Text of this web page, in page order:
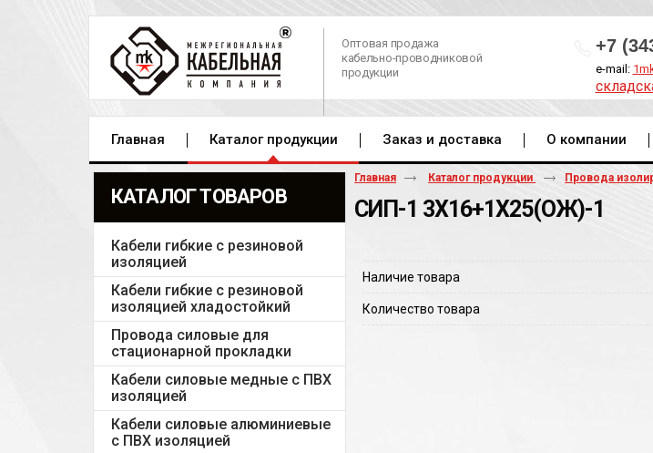
Оптовая продажа
кабельно-проводниковой
продукции
+7
e-mail:
Главная Каталог продукции Заказ и доставка О компании
КАТАЛОГ ТОВАРОВ
Кабели гибкие с резиновой
изоляцией
Кабели гибкие с резиновой
изоляцией хладостойкий
Провода силовые для
стационарной прокладки
Кабели силовые медные с ПВХ
изоляцией
Кабели силовые алюминиевые
с ПВХ изоляцией
Главная Каталог продукции Провода
СИП-1 3Х16+1Х25(ОЖ)-1
Наличие товара
Количество товара